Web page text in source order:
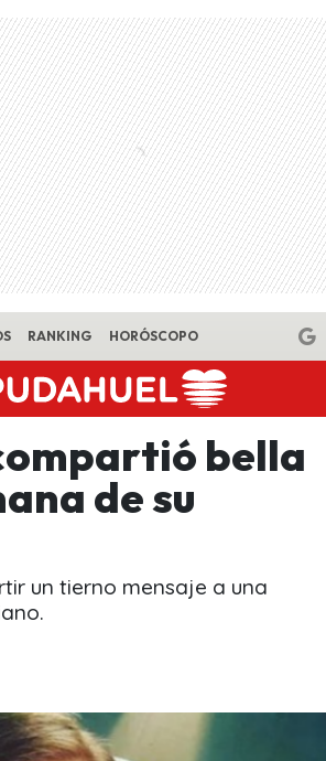
RANKING HORÓSCOPO
bella
de su
un tierno mensaje a una